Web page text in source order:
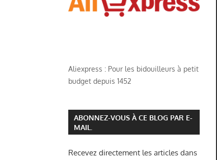
Aliexpress : Pour les bidouilleurs à petit
budget depuis 1452
ABONNEZ-VOUS À CE BLOG PAR E-
MAIL.
Recevez directement les articles dans